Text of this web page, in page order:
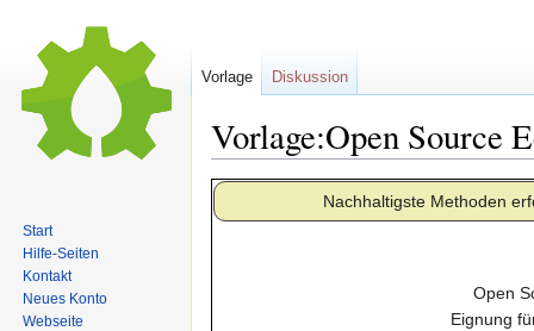
Vorlage:Open Source
Zur
Navigation
Zur
Suche
Nachhaltigste Methoden
Open
Eignung
Vorlage Diskussion
Start
Hilfe-Seiten
Kontakt
Neues Konto
Webseite